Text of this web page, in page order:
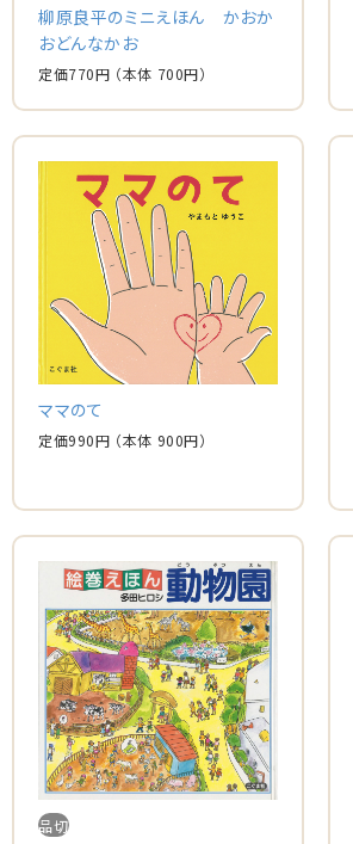
柳原良平のミニえほん かおか
おどんなかお
定価770円 （本体 700円）
ママのて
定価990円 （本体 900円）
品切